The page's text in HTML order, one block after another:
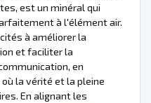
est un minéral qui
à l'élément air.
à améliorer la
et faciliter la
en
la vérité et la pleine
En alignant les